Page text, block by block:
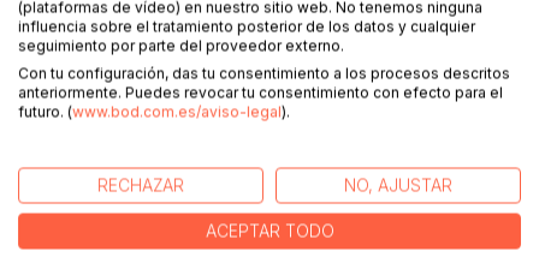
Parker C45 con tinta negra.
Todo es fruto de mi imaginación y de mis experiencias
personales.
Me inspiro en cosas tan sencillas y cotidianas como viajar
en el metro, en un bar, en la calle...
Es una recopilación de poemas sin sentido y relatos
cortos, por llamarlos de alguna manera.
Esta tercera edición está totalmente reescrita, ampliada y
corregido todos los fallos que había en la anterior.
(plataformas de vídeo) en nuestro sitio web. No tenemos ninguna
influencia sobre el tratamiento posterior de los datos y cualquier
seguimiento por parte del proveedor externo.
Con tu configuración, das tu consentimiento a los procesos descritos
anteriormente. Puedes revocar tu consentimiento con efecto para el
futuro. (www.bod.com.es/aviso-legal).
RECHAZAR NO, AJUSTAR
ACEPTAR TODO